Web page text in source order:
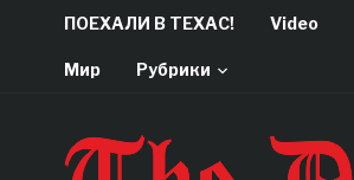
ПОЕХАЛИ В ТЕХАС! Video
Мир Рубрики